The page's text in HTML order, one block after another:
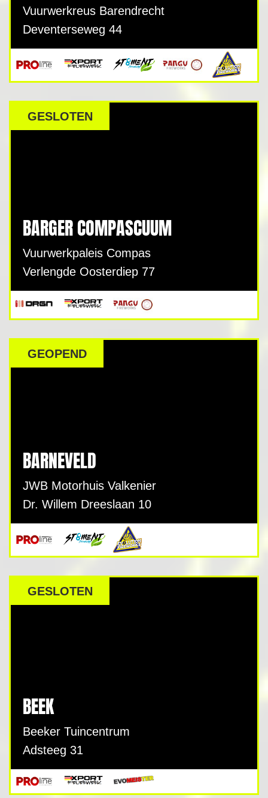
Vuurwerkreus Barendrecht
Deventerseweg 44
GESLOTEN
BARGER COMPASCUUM
Vuurwerkpaleis Compas
Verlengde Oosterdiep 77
GEOPEND
BARNEVELD
JWB Motorhuis Valkenier
Dr. Willem Dreeslaan 10
GESLOTEN
BEEK
Beeker Tuincentrum
Adsteeg 31